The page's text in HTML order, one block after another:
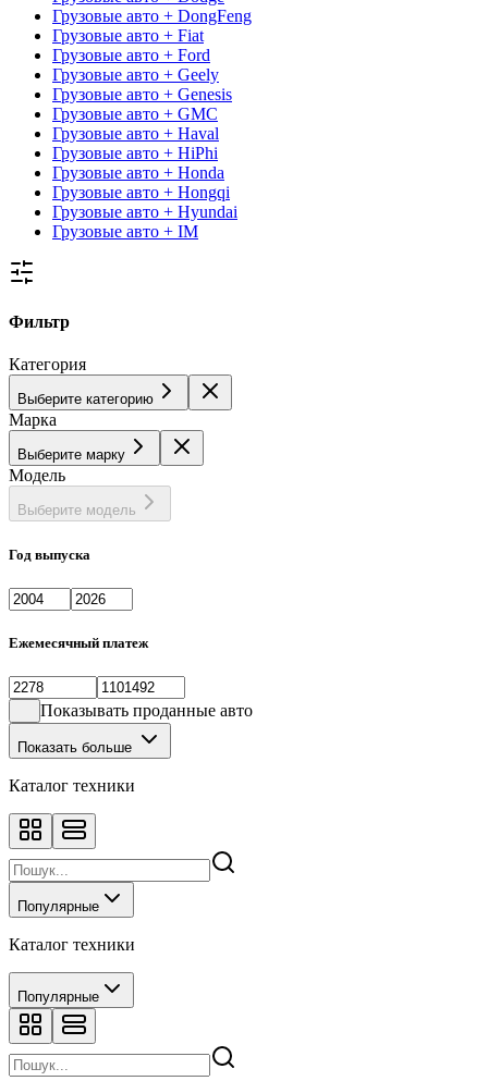
Грузовые авто + DongFeng
Грузовые авто + Fiat
Грузовые авто + Ford
Грузовые авто + Geely
Грузовые авто + Genesis
Грузовые авто + GMC
Грузовые авто + Haval
Грузовые авто + HiPhi
Грузовые авто + Honda
Грузовые авто + Hongqi
Грузовые авто + Hyundai
Грузовые авто + IM
Фильтр
Категория
Выберите категорию
Марка
Выберите марку
Модель
Выберите модель
Год выпуска
Ежемесячный платеж
Показывать проданные авто
Показать больше
Каталог техники
Популярные
Каталог техники
Популярные